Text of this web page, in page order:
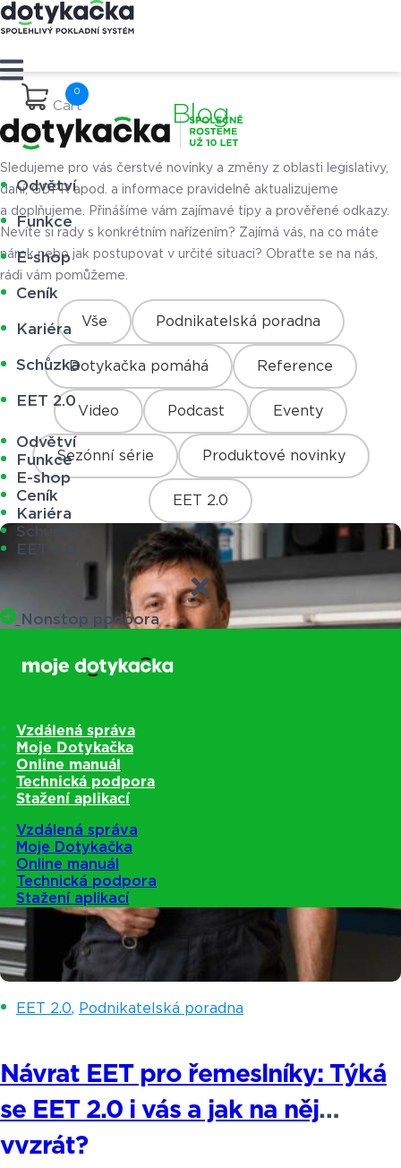
Cart
Odvětví
Funkce
E-shop
Ceník
Kariéra
Schůzka
EET 2.0
Odvětví
Funkce
E-shop
Ceník
Kariéra
Schůzka
EET 2.0
Nonstop podpora
Vzdálená správa
Moje Dotykačka
Online manuál
Technická podpora
Stažení aplikací
Vzdálená správa
Moje Dotykačka
Online manuál
Technická podpora
Stažení aplikací
Blog
Sledujeme pro vás čerstvé novinky a změny z oblasti legislativy,
daní, GDPR apod. a informace pravidelně aktualizujeme
a doplňujeme. Přinášíme vám zajímavé tipy a prověřené odkazy.
Nevíte si rady s konkrétním nařízením? Zajímá vás, na co máte
nárok nebo jak postupovat v určité situaci? Obraťte se na nás,
rádi vám pomůžeme.
Vše Podnikatelská poradna
Dotykačka pomáhá Reference
Video Podcast Eventy
Sezónní série Produktové novinky
EET 2.0
EET 2.0, Podnikatelská poradna
Návrat EET pro řemeslníky: Týká
se EET 2.0 i vás a jak na něj
vyzrát?